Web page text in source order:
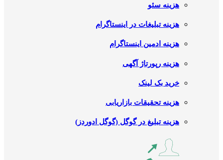
هزینه سئو
هزینه تبلیغات در اینستاگرام
هزینه ادمین اینستاگرام
هزینه رپورتاژ آگهی
خرید بک لینک
هزینه تحقیقات بازاریابی
هزینه تبلیغ در گوگل (گوگل ادوردز)